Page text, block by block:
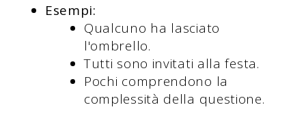
Esempi:
Qualcuno ha lasciato
l'ombrello.
Tutti sono invitati alla festa.
Pochi comprendono la
complessità della questione.